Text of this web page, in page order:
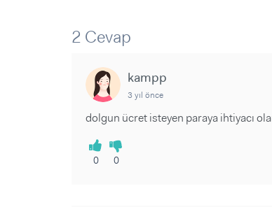
2 Cevap
kampp
3 yıl önce
dolgun ücret isteyen paraya ihtiyacı
0 0